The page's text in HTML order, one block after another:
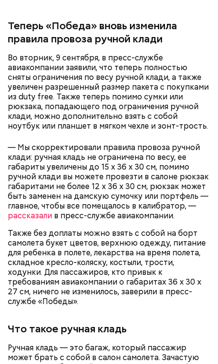
Теперь «Победа» вновь изменила
правила провоза ручной клади
Во вторник, 9 сентября, в пресс-службе
авиакомпании заявили, что теперь полностью
сняты ограничения по весу ручной клади, а также
увеличен разрешенный размер пакета с покупками
из duty free. Также теперь помимо сумки или
рюкзака, попадающего под ограничения ручной
клади, можно дополнительно взять с собой
ноутбук или планшет в мягком чехле и зонт-трость.
— Мы скорректировали правила провоза ручной
клади: ручная кладь не ограничена по весу, ее
габариты увеличены до 15 х 36 х 30 см, помимо
ручной клади вы можете провезти в салоне рюкзак
габаритами не более 12 х 36 х 30 см, рюкзак может
быть заменен на дамскую сумочку или портфель —
главное, чтобы все помещалось в калибратор, —
рассказали в пресс-службе авиакомпании.
Также без доплаты можно взять с собой на борт
самолета букет цветов, верхнюю одежду, питание
для ребенка в полете, лекарства на время полета,
складное кресло-коляску, костыли, трости,
ходунки. Для пассажиров, кто привык к
требованиям авиакомпании о габаритах 36 х 30 х
27 см, ничего не изменилось, заверили в пресс-
службе «Победы».
Что такое ручная кладь
Ручная кладь — это багаж, который пассажир
может брать с собой в салон самолета. Зачастую
Ингредиенты:
кабачок;
рыбный соус;
соевый соус;
кисло-сладкий соус;
болгарский перец;
морковь.
— Ранний сорт «Колхозница» выращивают в
России. А дыня «Торпеда» растет в основном в
Узбекистане. Этот сорт созревает в августе, —
сообщила Соломатина.
Иногда дыню подкармливают азотистыми
удобрениями, чтобы вырастить ее побыстрее.
Поэтому не стоит покупать плоды слишком рано,
пока не начался сезон созревания, посоветовала
доктор.
супермаркетах, где есть холодильники. Дыня
должна быть упакована в пленку. Это снижает риск
отравления, — заключила Соломатина.